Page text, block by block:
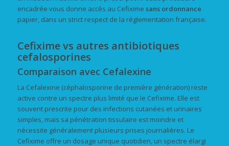
encadrée vous donne accès au Cefixime sans ordonnance
papier, dans un strict respect de la réglementation française.
Cefixime vs autres antibiotiques
cefalosporines
Comparaison avec Cefalexine
La Cefalexine (céphalosporine de première génération) reste
active contre un spectre plus limité que le Cefixime. Elle est
souvent prescrite pour des infections cutanées et urinaires
simples, mais sa pénétration tissulaire est moindre et
nécessite généralement plusieurs prises journalières. Le
Cefixime offre un dosage unique quotidien, un spectre élargi